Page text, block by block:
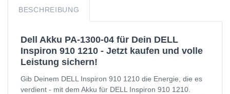
BESCHREIBUNG
Dell Akku PA-1300-04 für Dein DELL
Inspiron 910 1210 - Jetzt kaufen und volle
Leistung sichern!
Gib Deinem DELL Inspiron 910 1210 die Energie, die es
verdient - mit dem Akku für DELL Inspiron 910 1210.